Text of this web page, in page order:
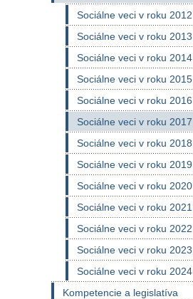
Sociálne veci v roku 2012
Sociálne veci v roku 2013
Sociálne veci v roku 2014
Sociálne veci v roku 2015
Sociálne veci v roku 2016
Sociálne veci v roku 2017
Sociálne veci v roku 2018
Sociálne veci v roku 2019
Sociálne veci v roku 2020
Sociálne veci v roku 2021
Sociálne veci v roku 2022
Sociálne veci v roku 2023
Sociálne veci v roku 2024
Kompetencie a legislatíva